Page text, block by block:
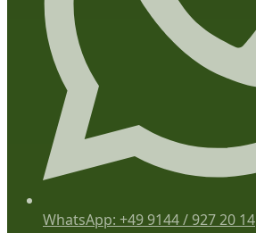
WhatsApp: +49 9144 / 927 20 14